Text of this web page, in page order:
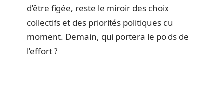
d’être figée, reste le miroir des choix
collectifs et des priorités politiques du
moment. Demain, qui portera le poids de
l’effort ?